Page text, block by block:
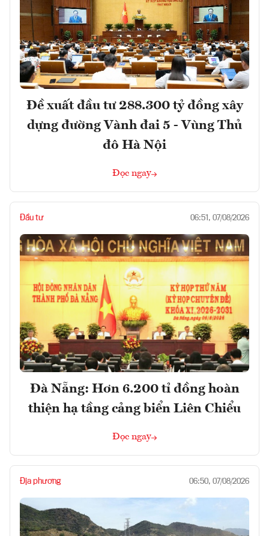
Đề xuất đầu tư 288.300 tỷ đồng xây
dựng đường Vành đai 5 - Vùng Thủ
đô Hà Nội
Đọc ngay
Đầu tư 06:51, 07/08/2026
Đà Nẵng: Hơn 6.200 tỉ đồng hoàn
thiện hạ tầng cảng biển Liên Chiểu
Đọc ngay
Địa phương 06:50, 07/08/2026